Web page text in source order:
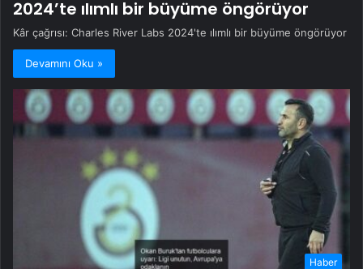
2024’te ılımlı bir büyüme öngörüyor
Kâr çağrısı: Charles River Labs 2024'te ılımlı bir büyüme öngörüyor
Devamını Oku »
Haber